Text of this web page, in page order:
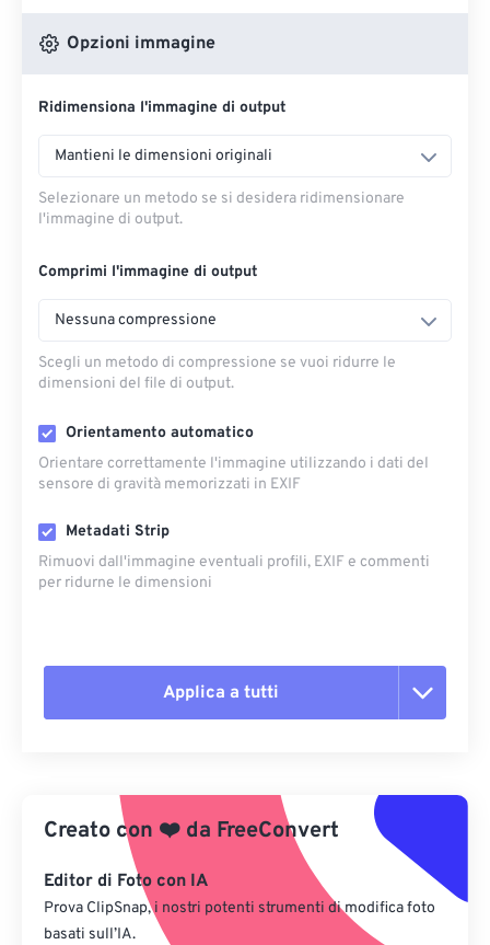
Opzioni immagine
Ridimensiona l'immagine di output
Mantieni le dimensioni originali
Selezionare un metodo se si desidera ridimensionare
l'immagine di output.
Comprimi l'immagine di output
Nessuna compressione
Scegli un metodo di compressione se vuoi ridurre le
dimensioni del file di output.
Orientamento automatico
Orientare correttamente l'immagine utilizzando i dati del
sensore di gravità memorizzati in EXIF
Metadati Strip
Rimuovi dall'immagine eventuali profili, EXIF ​​e commenti
per ridurne le dimensioni
Applica a tutti
Applica da preimpostazione
Salva come predefinito
Creato con ❤️ da FreeConvert
Editor di Foto con IA
Prova ClipSnap, i nostri potenti strumenti di modifica foto
basati sull’IA.